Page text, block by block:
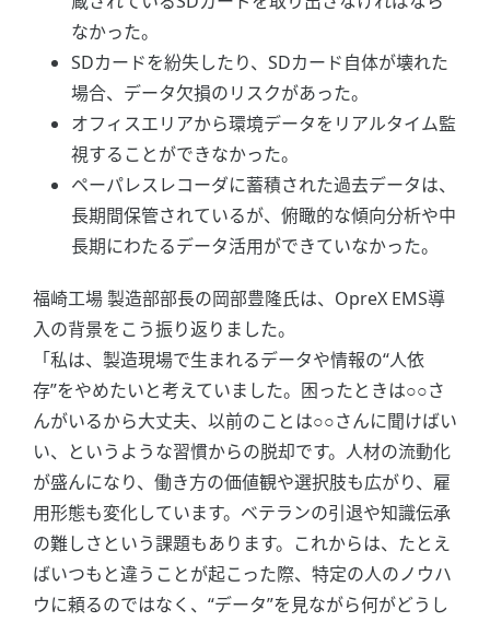
なかった。
SDカードを紛失したり、SDカード自体が壊れた
場合、データ欠損のリスクがあった。
オフィスエリアから環境データをリアルタイム監
視することができなかった。
ペーパレスレコーダに蓄積された過去データは、
長期間保管されているが、俯瞰的な傾向分析や中
長期にわたるデータ活用ができていなかった。
福崎工場 製造部部長の岡部豊隆氏は、OpreX EMS導
入の背景をこう振り返りました。
「私は、製造現場で生まれるデータや情報の“人依
存”をやめたいと考えていました。困ったときは○○さ
んがいるから大丈夫、以前のことは○○さんに聞けばい
い、というような習慣からの脱却です。人材の流動化
が盛んになり、働き方の価値観や選択肢も広がり、雇
用形態も変化しています。ベテランの引退や知識伝承
の難しさという課題もあります。これからは、たとえ
ばいつもと違うことが起こった際、特定の人のノウハ
ウに頼るのではなく、“データ”を見ながら何がどうし